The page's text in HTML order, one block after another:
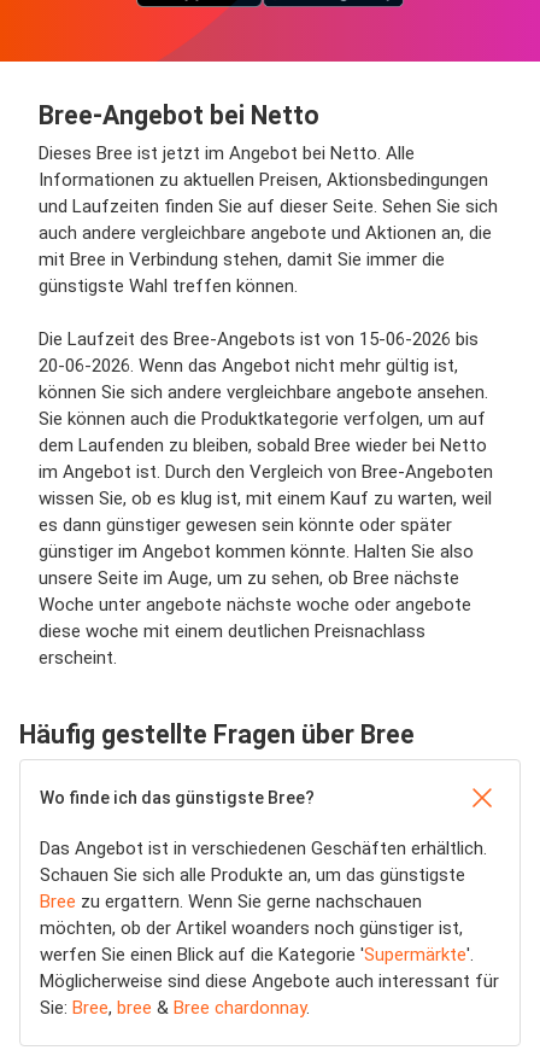
Bree-Angebot bei Netto
Dieses Bree ist jetzt im Angebot bei Netto. Alle
Informationen zu aktuellen Preisen, Aktionsbedingungen
und Laufzeiten finden Sie auf dieser Seite. Sehen Sie sich
auch andere vergleichbare angebote und Aktionen an, die
mit Bree in Verbindung stehen, damit Sie immer die
günstigste Wahl treffen können.
Die Laufzeit des Bree-Angebots ist von 15-06-2026 bis
20-06-2026. Wenn das Angebot nicht mehr gültig ist,
können Sie sich andere vergleichbare angebote ansehen.
Sie können auch die Produktkategorie verfolgen, um auf
dem Laufenden zu bleiben, sobald Bree wieder bei Netto
im Angebot ist. Durch den Vergleich von Bree-Angeboten
wissen Sie, ob es klug ist, mit einem Kauf zu warten, weil
es dann günstiger gewesen sein könnte oder später
günstiger im Angebot kommen könnte. Halten Sie also
unsere Seite im Auge, um zu sehen, ob Bree nächste
Woche unter angebote nächste woche oder angebote
diese woche mit einem deutlichen Preisnachlass
erscheint.
Häufig gestellte Fragen über Bree
Wo finde ich das günstigste Bree?
Das Angebot ist in verschiedenen Geschäften erhältlich.
Schauen Sie sich alle Produkte an, um das günstigste
Bree zu ergattern. Wenn Sie gerne nachschauen
möchten, ob der Artikel woanders noch günstiger ist,
werfen Sie einen Blick auf die Kategorie 'Supermärkte'.
Möglicherweise sind diese Angebote auch interessant für
Sie: Bree, bree & Bree chardonnay.